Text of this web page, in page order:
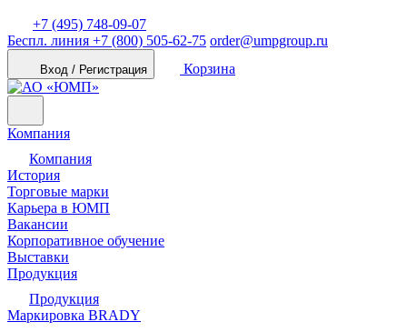
+7 (495) 748-09-07
Беспл. линия +7 (800) 505-62-75 order@umpgroup.ru
Вход / Регистрация Корзина
Компания
Компания
История
Торговые марки
Карьера в ЮМП
Вакансии
Корпоративное обучение
Выставки
Продукция
Продукция
Маркировка BRADY